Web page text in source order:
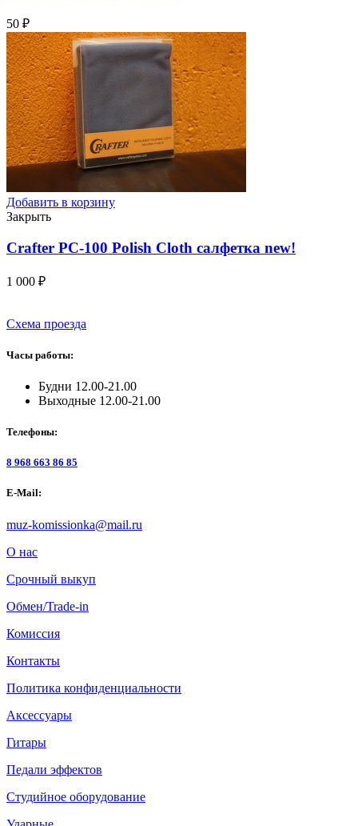
50 ₽
Добавить в корзину
Закрыть
Crafter PC-100 Polish Cloth салфетка new!
1 000 ₽
Схема проезда
Часы работы:
Будни 12.00-21.00
Выходные 12.00-21.00
Телефоны:
8 968 663 86 85
E-Mail:
muz-komissionka@mail.ru
О нас
Срочный выкуп
Обмен/Trade-in
Комиссия
Контакты
Политика конфиденциальности
Аксессуары
Гитары
Педали эффектов
Студийное оборудование